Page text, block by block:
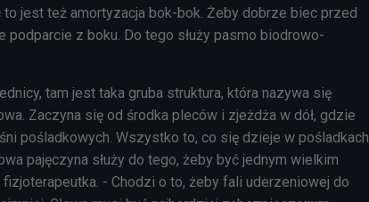
to jest też amortyzacja bok-bok. Żeby dobrze biec przed
podparcie z boku. Do tego służy pasmo biodrowo-
tam jest taka gruba struktura, która nazywa się
Zaczyna się od środka pleców i zjeżdża w dół, gdzie
pośladkowych. Wszystko to, co się dzieje w pośladkach
pajęczyna służy do tego, żeby być jednym wielkim
- Chodzi o to, żeby fali uderzeniowej do